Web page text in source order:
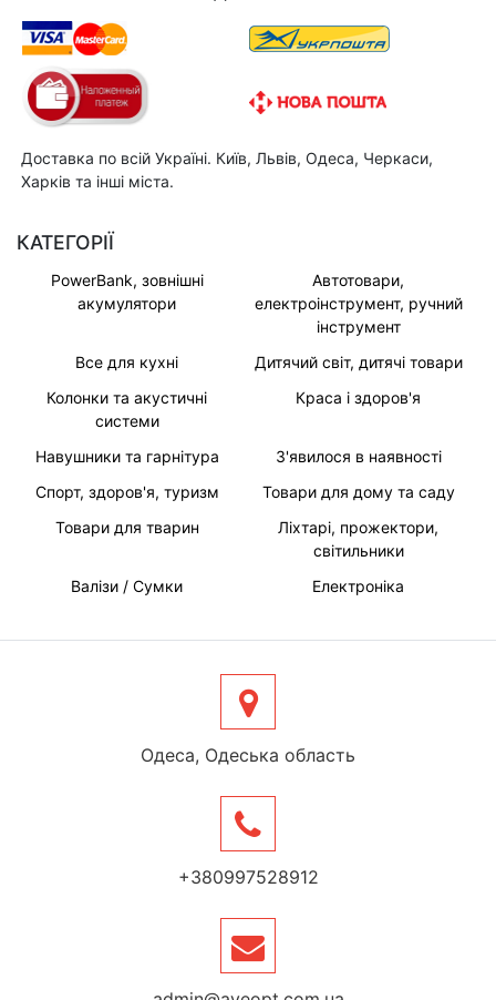
Доставка по всій Україні. Київ, Львів, Одеса, Черкаси,
Харків та інші міста.
КАТЕГОРІЇ
PowerBank, зовнішні
акумулятори
Автотовари,
електроінструмент, ручний
інструмент
Все для кухні
Дитячий світ, дитячі товари
Колонки та акустичні
системи
Краса і здоров'я
Навушники та гарнітура
З'явилося в наявності
Спорт, здоров'я, туризм
Товари для дому та саду
Товари для тварин
Ліхтарі, прожектори,
світильники
Валізи / Сумки
Електроніка
Одеса, Одеська область
+380997528912